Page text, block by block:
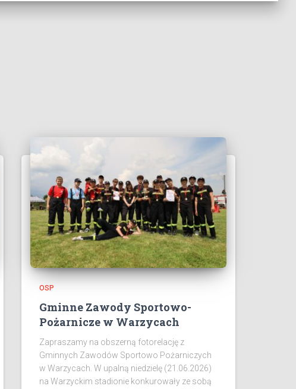
OSP
Gminne Zawody Sportowo-
Pożarnicze w Warzycach
Zapraszamy na obszerną fotorelację z
Gminnych Zawodów Sportowo Pożarniczych
w Warzycach. W upalną niedzielę (21.06.2026)
na Warzyckim stadionie konkurowały ze sobą